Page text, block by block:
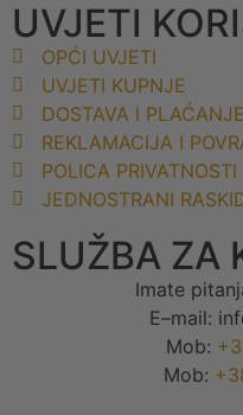
UVJETI
OPĆI UVJETI
UVJETI KUPNJE
DOSTAVA I PLAĆANJE
REKLAMACIJA I
POLICA PRIVATNOSTI
JEDNOSTRANI
SLUŽBA ZA
Imate
E–mail:
Mob:
Mob: